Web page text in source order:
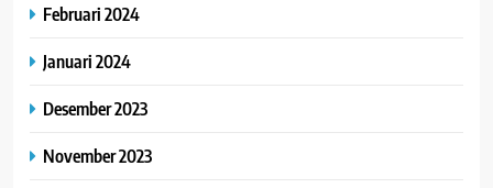
Februari 2024
Januari 2024
Desember 2023
November 2023